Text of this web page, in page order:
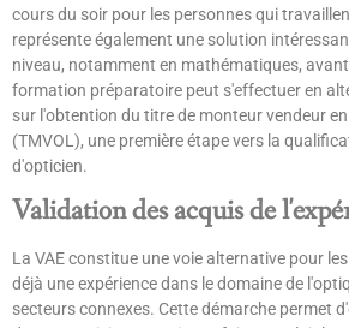
cours du soir pour les personnes qui
représente également une solution
niveau, notamment en mathématiques,
formation préparatoire peut s'effectuer en
sur l'obtention du titre de monteur vendeur
(TMVOL), une première étape vers la
d'opticien.
Validation des acquis de
La VAE constitue une voie alternative pour
déjà une expérience dans le domaine de
secteurs connexes. Cette démarche permet